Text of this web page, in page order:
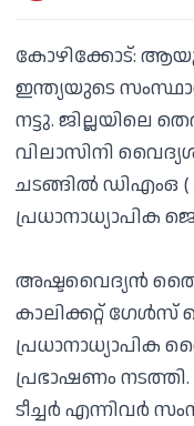
കോഴിക്കോട്:
ഇന്ത്യയുടെ
നട്ടു.
വിലാസിനി
ചടങ്ങില്‍ ഡിഎംഒ (
പ്രധാനാധ്യാപിക
അഷ്ടവൈദ്യന്‍
കാലിക്കറ്റ്
പ്രഭാഷണം നടത്തി.
ടീച്ചര്‍ എന്നിവര്‍